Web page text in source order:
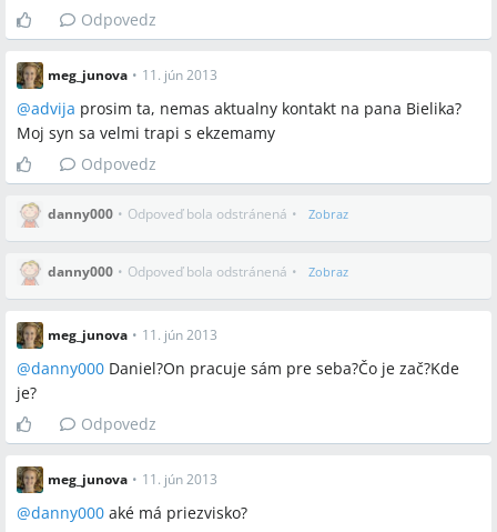
Odpovedz
meg_junova • 11. jún 2013
@advija prosim ta, nemas aktualny kontakt na pana Bielika?
Moj syn sa velmi trapi s ekzemamy
Odpovedz
danny000 • Odpoveď bola odstránená • Zobraz
danny000 • Odpoveď bola odstránená • Zobraz
meg_junova • 11. jún 2013
@danny000 Daniel?On pracuje sám pre seba?Čo je zač?Kde
je?
Odpovedz
meg_junova • 11. jún 2013
@danny000 aké má priezvisko?